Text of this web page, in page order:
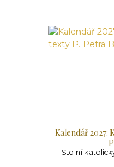
Kalendář 2027:
Stolní